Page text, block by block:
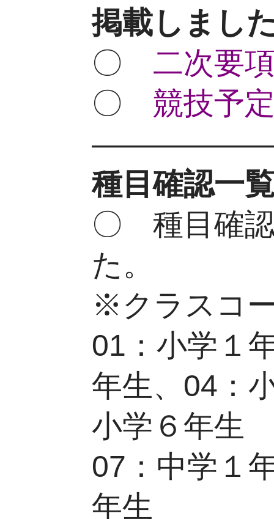
掲載しまし
〇 二次要
〇 競技予
種目確認一
〇 種目確
た。
※クラスコ
01：小学１
年生、04：
小学６年生
07：中学１
年生